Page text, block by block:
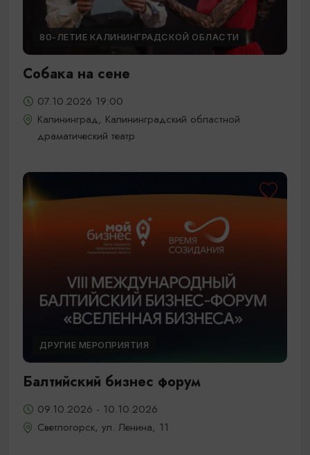
80-ЛЕТИЕ КАЛИНИНГРАДСКОЙ ОБЛАСТИ
Собака на сене
07.10.2026 19:00
Калининград, Калининградский областной
драматический театр
ДРУГИЕ МЕРОПРИЯТИЯ
Балтийский бизнес форум
09.10.2026 - 10.10.2026
Светлогорск, ул. Ленина, 11